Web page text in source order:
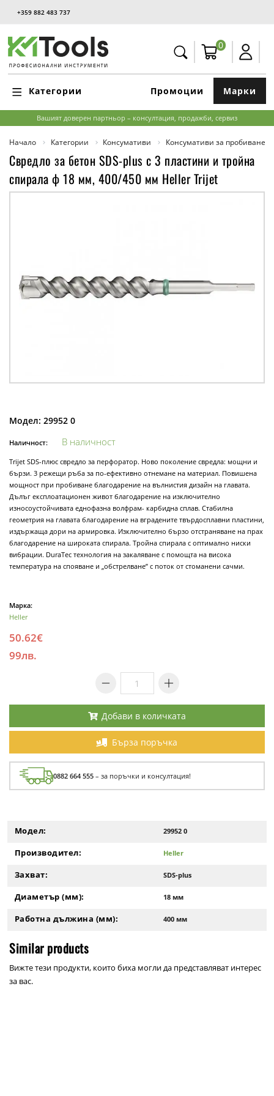
+359 882 483 737
0
Категории Марки
Промоции
Вашият доверен партньор – консултация, продажби, сервиз
Начало Категории Консумативи Консумативи за пробиване
Свредло за бетон SDS-plus с 3 пластини и тройна
спирала ф 18 мм, 400/450 мм Heller Trijet
Модел: 29952 0
Наличност: В наличност
Trijet SDS-плюс свредло за перфоратор. Ново поколение свредла: мощни и
бързи. 3 режещи ръба за по-ефективно отнемане на материал. Повишена
мощност при пробиване благодарение на вълнистия дизайн на главата.
Дълъг експлоатационен живот благодарение на изключително
износоустойчивата еднофазна волфрам- карбидна сплав. Стабилна
геометрия на главата благодарение на вградените твърдосплавни пластини,
издържаща дори на армировка. Изключително бързо отстраняване на прах
благодарение на широката спирала. Тройна спирала с оптимално ниски
вибрации. DuraTec технология на закаляване с помощта на висока
температура на спояване и „обстрелване” с поток от стоманени сачми.
Марка:
Heller
50.62€
99лв.
Добави в количката
Бърза поръчка
0882 664 555 – за поръчки и консултация!
Модел: 29952 0
Производител: Heller
Захват: SDS-plus
Диаметър (мм): 18 мм
Работна дължина (мм): 400 мм
Similar products
Вижте тези продукти, които биха могли да представляват интерес
за вас.